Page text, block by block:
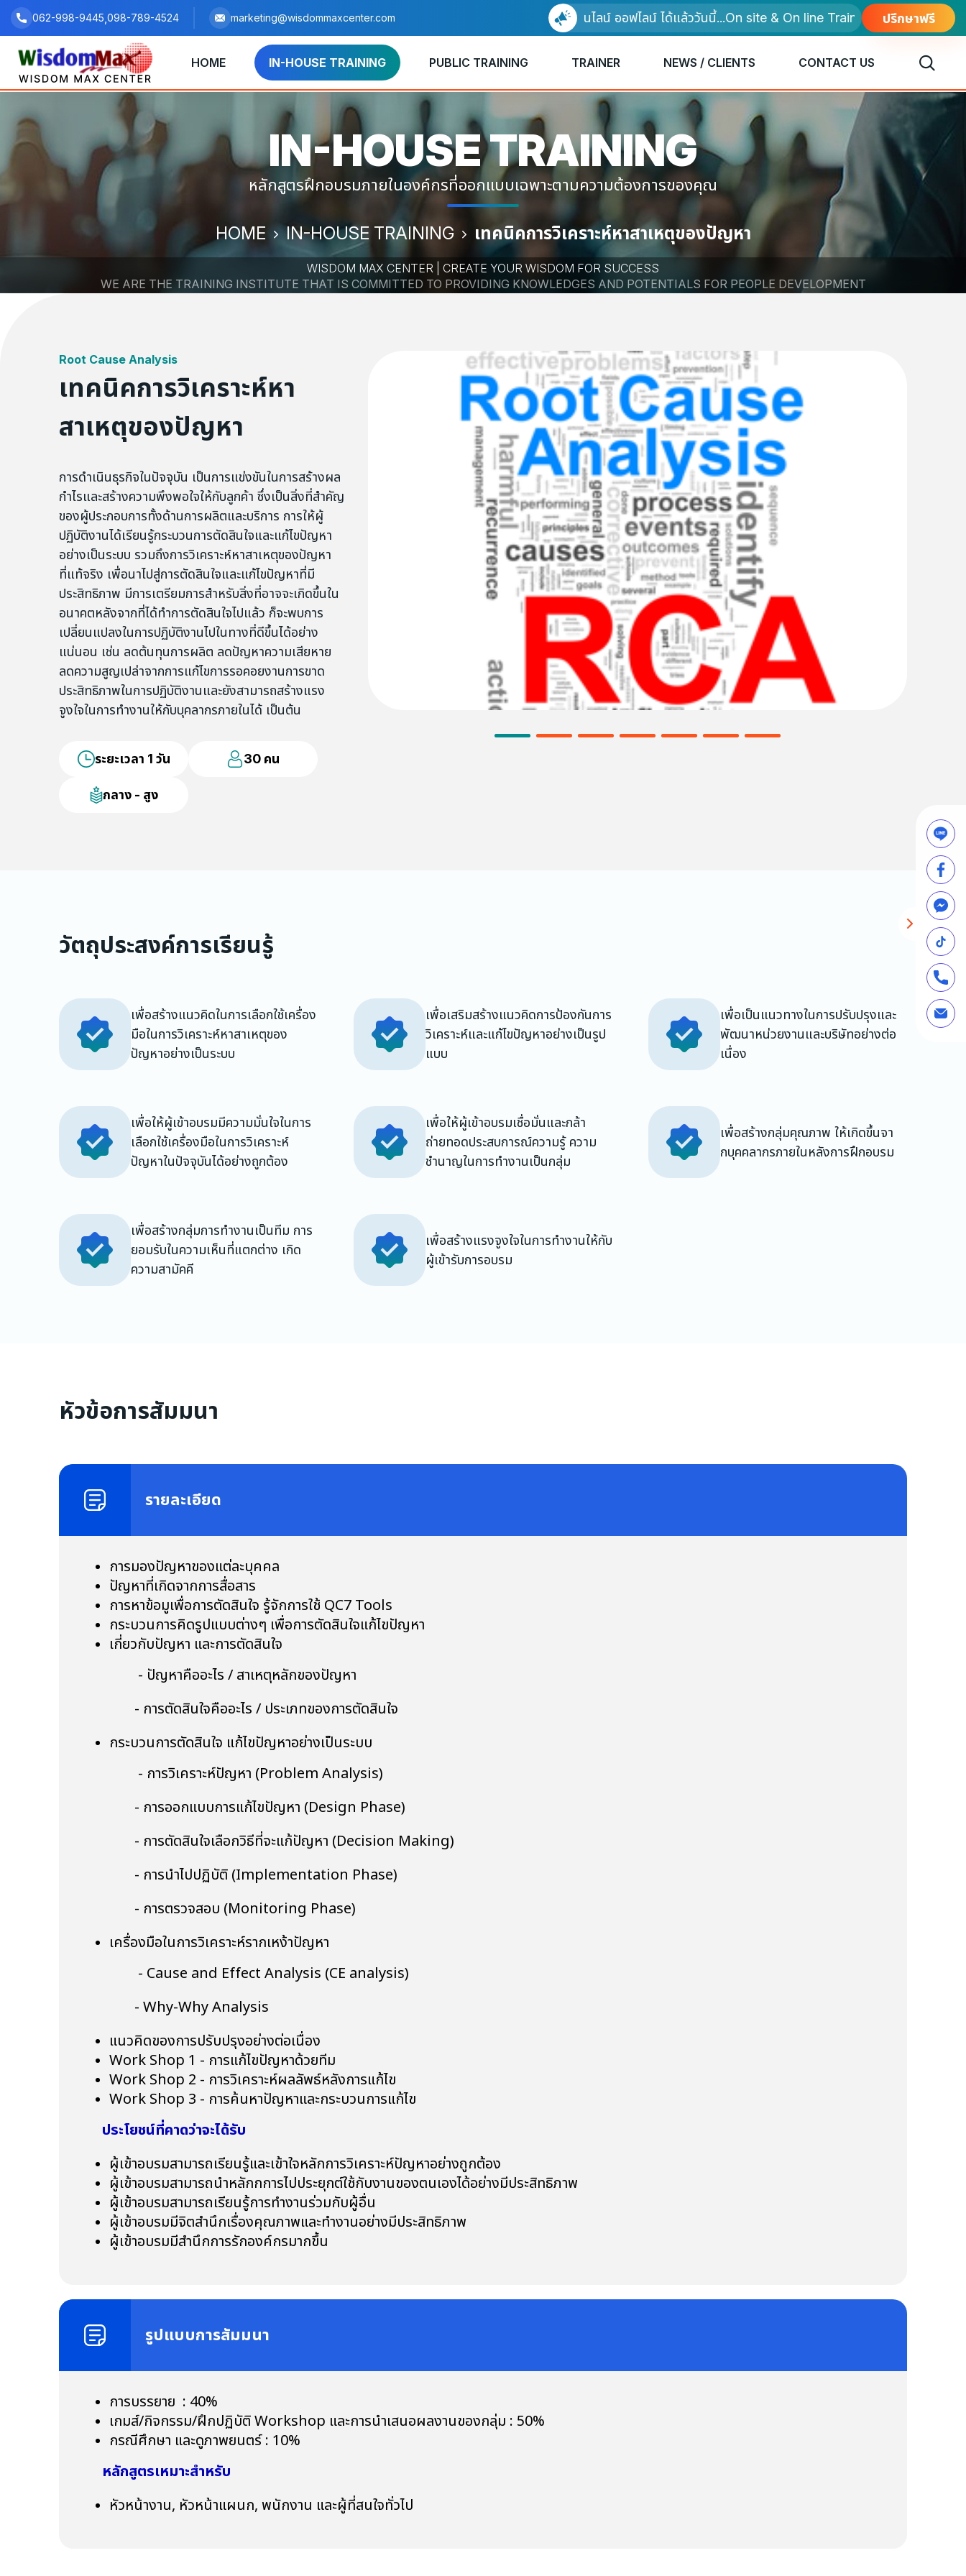
062-998-9445,098-789-4524 marketing@wisdommaxcenter.com อบรมแบบออนไลน์ ออฟไลน์ ได้แล้ววันนี้...On site & On line Training ปรึกษาฟรี
HOME IN-HOUSE TRAINING PUBLIC TRAINING TRAINER NEWS / CLIENTS CONTACT US
IN-HOUSETRAINING
หลักสูตรฝึกอบรมภายในองค์กรที่ออกแบบเฉพาะตามความต้องการของคุณ
HOME IN-HOUSE TRAINING เทคนิคการวิเคราะห์หาสาเหตุของปัญหา
WISDOM MAX CENTER | CREATE YOUR WISDOM FOR SUCCESS
WE ARE THE TRAINING INSTITUTE THAT IS COMMITTED TO PROVIDING KNOWLEDGES AND POTENTIALS FOR PEOPLE DEVELOPMENT
Root Cause Analysis
เทคนิคการวิเคราะห์หา
สาเหตุของปัญหา
การดำเนินธุรกิจในปัจจุบัน เป็นการแข่งขันในการสร้างผล
กำไรและสร้างความพึงพอใจให้กับลูกค้า ซึ่งเป็นสิ่งที่สำคัญ
ของผู้ประกอบการทั้งด้านการผลิตและบริการ การให้ผู้
ปฏิบัติงานได้เรียนรู้กระบวนการตัดสินใจและแก้ไขปัญหา
อย่างเป็นระบบ รวมถึงการวิเคราะห์หาสาเหตุของปัญหา
ที่แท้จริง เพื่อนาไปสู่การตัดสินใจและแก้ไขปัญหาที่มี
ประสิทธิภาพ มีการเตรียมการสำหรับสิ่งที่อาจจะเกิดขึ้นใน
อนาคตหลังจากที่ได้ทำการตัดสินใจไปแล้ว ก็จะพบการ
เปลี่ยนแปลงในการปฏิบัติงานไปในทางที่ดีขึ้นได้อย่าง
แน่นอน เช่น ลดต้นทุนการผลิต ลดปัญหาความเสียหาย
ลดความสูญเปล่าจากการแก้ไขการรอคอยงานการขาด
ประสิทธิภาพในการปฏิบัติงานและยังสามารถสร้างแรง
จูงใจในการทำงานให้กับบุคลากรภายในได้ เป็นต้น
ระยะเวลา 1 วัน 30 คน
กลาง - สูง
วัตถุประสงค์การเรียนรู้
เพื่อสร้างแนวคิดในการเลือกใช้เครื่อง
มือในการวิเคราะห์หาสาเหตุของ
ปัญหาอย่างเป็นระบบ
เพื่อเสริมสร้างแนวคิดการป้องกันการ
วิเคราะห์และแก้ไขปัญหาอย่างเป็นรูป
แบบ
เพื่อเป็นแนวทางในการปรับปรุงและ
พัฒนาหน่วยงานและบริษัทอย่างต่อ
เนื่อง
เพื่อให้ผู้เข้าอบรมมีความมั่นใจในการ
เลือกใช้เครื่องมือในการวิเคราะห์
ปัญหาในปัจจุบันได้อย่างถูกต้อง
เพื่อให้ผู้เข้าอบรมเชื่อมั่นและกล้า
ถ่ายทอดประสบการณ์ความรู้ ความ
ชำนาญในการทำงานเป็นกลุ่ม
เพื่อสร้างกลุ่มคุณภาพ ให้เกิดขึ้นจา
กบุคคลากรภายในหลังการฝึกอบรม
เพื่อสร้างกลุ่มการทำงานเป็นทีม การ
ยอมรับในความเห็นที่แตกต่าง เกิด
ความสามัคคี
เพื่อสร้างแรงจูงใจในการทำงานให้กับ
ผู้เข้ารับการอบรม
หัวข้อการสัมมนา
รายละเอียด
การมองปัญหาของแต่ละบุคคล
ปัญหาที่เกิดจากการสื่อสาร
การหาข้อมูเพื่อการตัดสินใจ รู้จักการใช้ QC7 Tools
กระบวนการคิดรูปแบบต่างๆ เพื่อการตัดสินใจแก้ไขปัญหา
เกี่ยวกับปัญหา และการตัดสินใจ
- ปัญหาคืออะไร / สาเหตุหลักของปัญหา
- การตัดสินใจคืออะไร / ประเภทของการตัดสินใจ
กระบวนการตัดสินใจ แก้ไขปัญหาอย่างเป็นระบบ
- การวิเคราะห์ปัญหา (Problem Analysis)
- การออกแบบการแก้ไขปัญหา (Design Phase)
- การตัดสินใจเลือกวิธีที่จะแก้ปัญหา (Decision Making)
- การนำไปปฏิบัติ (Implementation Phase)
- การตรวจสอบ (Monitoring Phase)
เครื่องมือในการวิเคราะห์รากเหง้าปัญหา
- Cause and Effect Analysis (CE analysis)
- Why-Why Analysis
แนวคิดของการปรับปรุงอย่างต่อเนื่อง
Work Shop 1 - การแก้ไขปัญหาด้วยทีม
Work Shop 2 - การวิเคราะห์ผลลัพธ์หลังการแก้ไข
Work Shop 3 - การค้นหาปัญหาและกระบวนการแก้ไข
ประโยชน์ที่คาดว่าจะได้รับ
ผู้เข้าอบรมสามารถเรียนรู้และเข้าใจหลักการวิเคราะห์ปัญหาอย่างถูกต้อง
ผู้เข้าอบรมสามารถนำหลักกการไปประยุกต์ใช้กับงานของตนเองได้อย่างมีประสิทธิภาพ
ผู้เข้าอบรมสามารถเรียนรู้การทำงานร่วมกับผู้อื่น
ผู้เข้าอบรมมีจิตสำนึกเรื่องคุณภาพและทำงานอย่างมีประสิทธิภาพ
ผู้เข้าอบรมมีสำนึกการรักองค์กรมากขึ้น
รูปแบบการสัมมนา
การบรรยาย : 40%
เกมส์/กิจกรรม/ฝึกปฏิบัติ Workshop และการนำเสนอผลงานของกลุ่ม : 50%
กรณีศึกษา และดูภาพยนตร์ : 10%
หลักสูตรเหมาะสำหรับ
หัวหน้างาน, หัวหน้าแผนก, พนักงาน และผู้ที่สนใจทั่วไป